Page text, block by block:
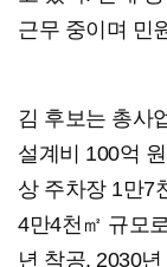
근무 중이며 민
김 후보는 총사
설계비 100억
상 주차장 1만7
4만4천㎡ 규모
년 착공, 2030